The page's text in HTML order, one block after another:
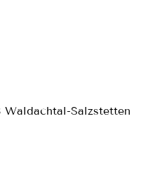
Waldachtal-Salzstetten